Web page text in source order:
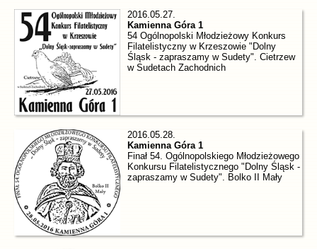
2016.05.27.
Kamienna Góra 1
54 Ogólnopolski Młodzieżowy Konkurs
Filatelistyczny w Krzeszowie "Dolny
Śląsk - zapraszamy w Sudety". Cietrzew
w Sudetach Zachodnich
2016.05.28.
Kamienna Góra 1
Finał 54. Ogólnopolskiego Młodzieżowego
Konkursu Filatelistycznego "Dolny Śląsk -
zapraszamy w Sudety". Bolko II Mały